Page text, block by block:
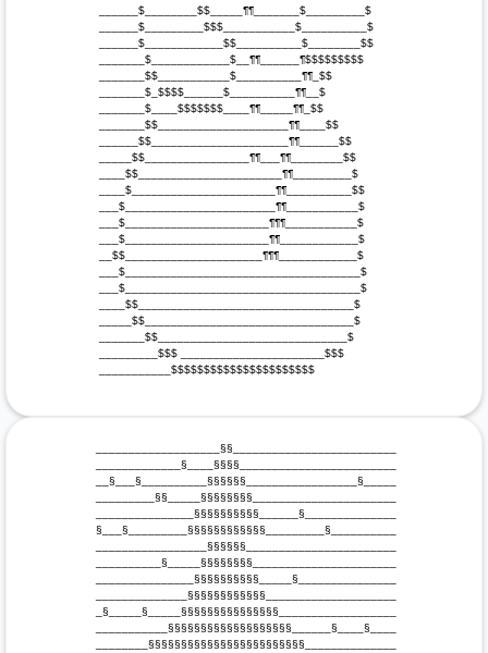
______$________$$_____¶¶_______$_________$
______$_________$$$___________$__________$
______$____________$$__________$________$$
_______$____________$__¶¶______¶$$$$$$$$$
_______$$___________$__________¶¶_$$
_______$_$$$$______$__________¶¶__$
_______$____$$$$$$$____¶¶_____¶¶_$$
_______$$____________________¶¶____$$
______$$_____________________¶¶______$$
_____$$________________¶¶___¶¶________$$
____$$______________________¶¶_________$
____$______________________¶¶__________$$
___$_______________________¶¶___________$
___$______________________¶¶¶___________$
___$______________________¶¶____________$
__$$_____________________¶¶¶____________$
___$____________________________________$
___$____________________________________$
____$$_________________________________$
_____$$________________________________$
_______$$_____________________________$
_________$$$ ______________________$$$
___________$$$$$$$$$$$$$$$$$$$$$$
___________________§§_________________________
_____________§____§§§§________________________
__§___§__________§§§§§§_________________§_____
_________§§_____§§§§§§§§______________________
_______________§§§§§§§§§§______§______________
§___§_________§§§§§§§§§§§§_________§__________
_________________§§§§§§_______________________
__________§_____§§§§§§§§______________________
_______________§§§§§§§§§§_____§_______________
______________§§§§§§§§§§§§____________________
_§_____§_____§§§§§§§§§§§§§§§__________________
___________§§§§§§§§§§§§§§§§§§§______§____§____
________§§§§§§§§§§§§§§§§§§§§§§§§______________